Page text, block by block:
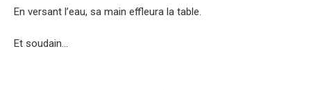
En versant l’eau, sa main effleura la table.
Et soudain…